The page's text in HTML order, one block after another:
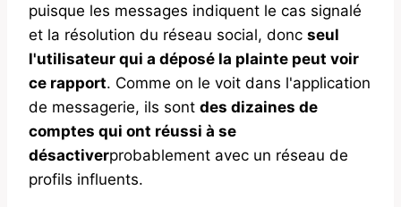
puisque les messages indiquent le cas signalé
et la résolution du réseau social, donc seul
l'utilisateur qui a déposé la plainte peut voir
ce rapport. Comme on le voit dans l'application
de messagerie, ils sont des dizaines de
comptes qui ont réussi à se
désactiverprobablement avec un réseau de
profils influents.